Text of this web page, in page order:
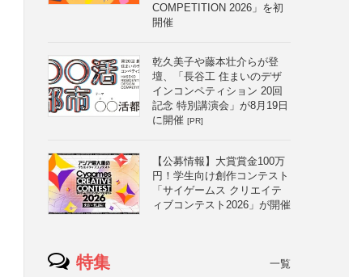
COMPETITION 2026」を初
開催
乾久美子や藤本壮介らが登
壇、「長谷工 住まいのデザ
インコンペティション 20回
記念 特別講演会」が8月19日
に開催 [PR]
【公募情報】大賞賞金100万
円！学生向け創作コンテスト
「サイゲームス クリエイテ
ィブコンテスト2026」が開催
特集 一覧